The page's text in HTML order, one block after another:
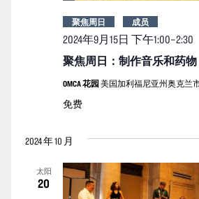
聚焦周日：制作音乐和药
2024年9月15日 下午1:00–2:30
聚焦周日 成员
OMCA 花园 美国加利福尼亚州奥克兰
免费
2024 年 10 月
太阳
20